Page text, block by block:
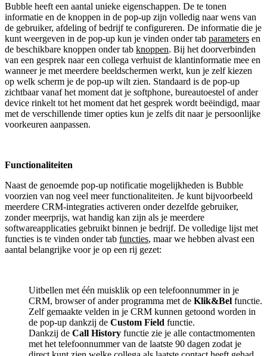
Bubble heeft een aantal unieke eigenschappen. De te tonen
informatie en de knoppen in de pop-up zijn volledig naar wens van
de gebruiker, afdeling of bedrijf te configureren. De informatie die je
kunt weergeven in de pop-up kun je vinden onder tab parameters en
de beschikbare knoppen onder tab knoppen. Bij het doorverbinden
van een gesprek naar een collega verhuist de klantinformatie mee en
wanneer je met meerdere beeldschermen werkt, kun je zelf kiezen
op welk scherm je de pop-up wilt zien. Standaard is de pop-up
zichtbaar vanaf het moment dat je softphone, bureautoestel of ander
device rinkelt tot het moment dat het gesprek wordt beëindigd, maar
met de verschillende timer opties kun je zelfs dit naar je persoonlijke
voorkeuren aanpassen.
Functionaliteiten
Naast de genoemde pop-up notificatie mogelijkheden is Bubble
voorzien van nog veel meer functionaliteiten. Je kunt bijvoorbeeld
meerdere CRM-integraties activeren onder dezelfde gebruiker,
zonder meerprijs, wat handig kan zijn als je meerdere
softwareapplicaties gebruikt binnen je bedrijf. De volledige lijst met
functies is te vinden onder tab functies, maar we hebben alvast een
aantal belangrijke voor je op een rij gezet:
Uitbellen met één muisklik op een telefoonnummer in je
CRM, browser of ander programma met de Klik&Bel functie.
Zelf gemaakte velden in je CRM kunnen getoond worden in
de pop-up dankzij de Custom Field functie.
Dankzij de Call History functie zie je alle contactmomenten
met het telefoonnummer van de laatste 90 dagen zodat je